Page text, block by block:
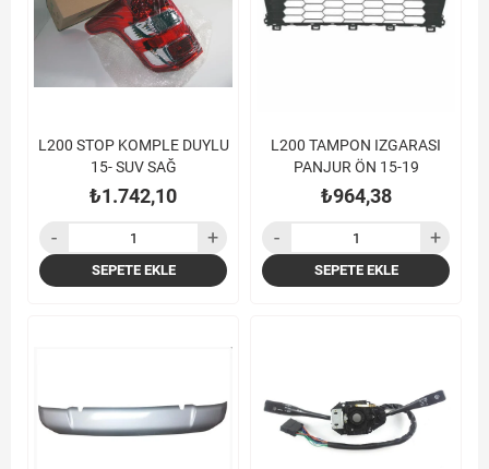
L200 STOP KOMPLE DUYLU
15- SUV SAĞ
₺1.742,10
SEPETE EKLE
L200 TAMPON IZGARASI
PANJUR ÖN 15-19
₺964,38
SEPETE EKLE